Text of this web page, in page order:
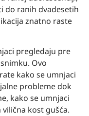
do ranih dvadesetih
znatno raste
pregledaju pre
Ovo
kako se umnjaci
probleme dok
kako se umnjaci
kost gušća.